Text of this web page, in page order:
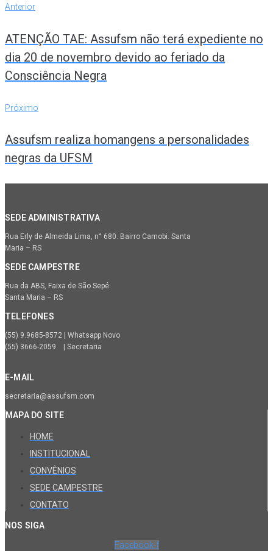
Navegação
Post
Anterior
Anterior
ATENÇÃO TAE: Assufsm não terá expediente no
dia 20 de novembro devido ao feriado da
Consciência Negra
Próximo
Próximo
Assufsm realiza homangens a personalidades
negras da UFSM
SEDE ADMINISTRATIVA
Rua Erly de Almeida Lima, n° 680. Bairro Camobi. Santa
Maria – RS
SEDE CAMPESTRE
Rua da ABS, Faixa de São Sepé.
Santa Maria – RS
TELEFONES
(55) 9.9685-8572 | Whatsapp Novo
(55) 3666-2059 | Secretaria
E-MAIL
secretaria@assufsm.com
MAPA DO SITE
HOME
INSTITUCIONAL
CONVÊNIOS
SEDE CAMPESTRE
CONTATO
NOS SIGA
Facebook-f